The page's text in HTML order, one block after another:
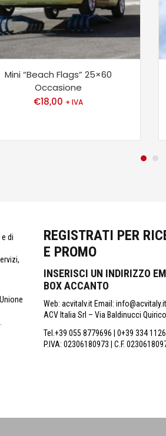
Mini “Beach Flags” 25×60
Occasione
€18,00 + IVA
di
REGISTRATI PER
E PROMO
INSERISCI UN INDIRIZZO
BOX ACCANTO
Web: acvitalv.it Email: info@acvitaly.it
ACV Italia Srl – Via Baldinucci
Tel.+39 055 8779696 | 0+39 334
P.IVA: 02306180973 | C.F.